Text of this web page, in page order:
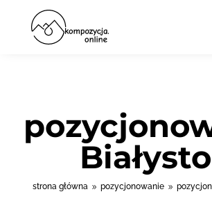
strona główna 9 pozycjonowanie 9